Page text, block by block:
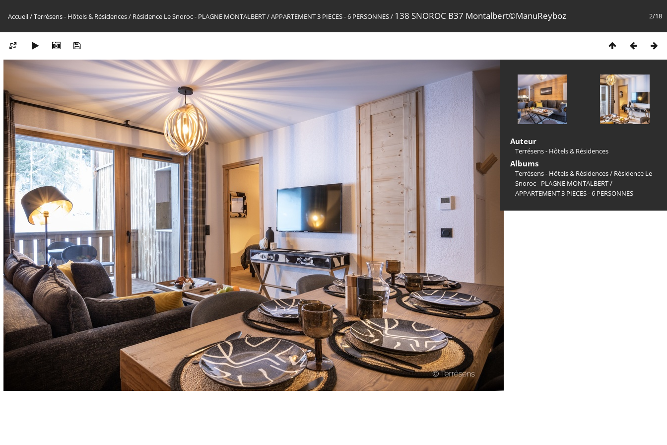
2/18
Accueil/Terrésens - Hôtels & Résidences/ Résidence Le Snoroc - PLAGNE MONTALBERT/APPARTEMENT 3 PIECES - 6 PERSONNES/ 138 SNOROC B37 Montalbert©ManuReyboz
Auteur
Terrésens - Hôtels & Résidences
Albums
Terrésens - Hôtels & Résidences/ Résidence Le
Snoroc - PLAGNE MONTALBERT/
APPARTEMENT 3 PIECES - 6 PERSONNES